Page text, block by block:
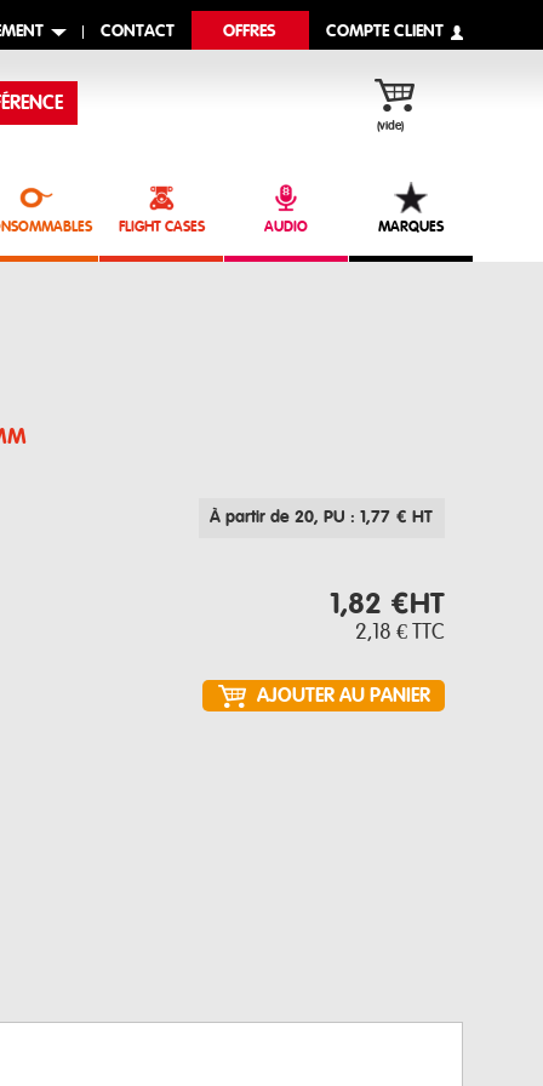
CONTACT OFFRES COMPTE CLIENT
(vide)
FLIGHT CASES AUDIO MARQUES
À partir de 20, PU : 1,77 € HT
1,82 €HT
2,18 € TTC